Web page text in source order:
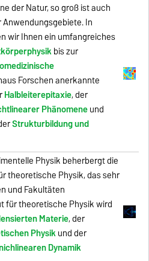
der Natur, so groß ist auch
In
wir Ihnen ein umfangreiches
bis zur
Forschen anerkannte
Halbleiterepitaxie, der
Phänomeneund
Strukturbildung und
Physik beherbergt die
theoretische Physik, das sehr
und Fakultäten
für theoretische Physik wird
Materie, der
Physikund der
Dynamik